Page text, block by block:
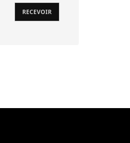
RECEVOIR